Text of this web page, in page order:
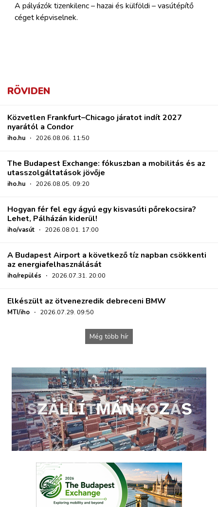
A pályázók tizenkilenc – hazai és külföldi – vasútépítő
céget képviselnek.
RÖVIDEN
Közvetlen Frankfurt–Chicago járatot indít 2027
nyarától a Condor
iho.hu · 2026.08.06. 11:50
The Budapest Exchange: fókuszban a mobilitás és az
utasszolgáltatások jövője
iho.hu · 2026.08.05. 09:20
Hogyan fér fel egy ágyú egy kisvasúti pőrekocsira?
Lehet, Pálházán kiderül!
iho/vasút · 2026.08.01. 17:00
A Budapest Airport a következő tíz napban csökkenti
az energiafelhasználását
iho/repülés · 2026.07.31. 20:00
Elkészült az ötvenezredik debreceni BMW
MTI/iho · 2026.07.29. 09:50
Még több hír